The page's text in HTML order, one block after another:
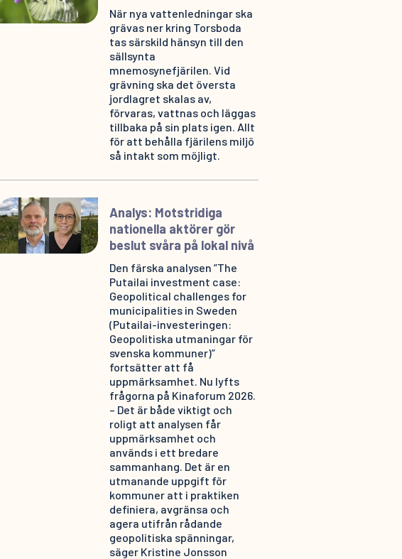
När nya vattenledningar ska
grävas ner kring Torsboda
tas särskild hänsyn till den
sällsynta
mnemosynefjärilen. Vid
grävning ska det översta
jordlagret skalas av,
förvaras, vattnas och läggas
tillbaka på sin plats igen. Allt
för att behålla fjärilens miljö
så intakt som möjligt.
Analys: Motstridiga
nationella aktörer gör
beslut svåra på lokal nivå
Den färska analysen ”The
Putailai investment case:
Geopolitical challenges for
municipalities in Sweden
(Putailai-investeringen:
Geopolitiska utmaningar för
svenska kommuner)”
fortsätter att få
uppmärksamhet. Nu lyfts
frågorna på Kinaforum 2026.
– Det är både viktigt och
roligt att analysen får
uppmärksamhet och
används i ett bredare
sammanhang. Det är en
utmanande uppgift för
kommuner att i praktiken
definiera, avgränsa och
agera utifrån rådande
geopolitiska spänningar,
säger Kristine Jonsson